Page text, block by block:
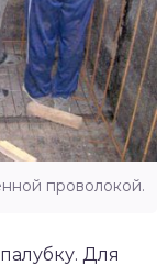
проволокой.
Для